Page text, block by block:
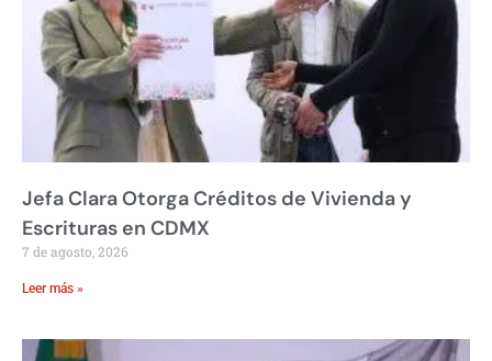
Jefa Clara Otorga Créditos de Vivienda y
Escrituras en CDMX
7 de agosto, 2026
Leer más »